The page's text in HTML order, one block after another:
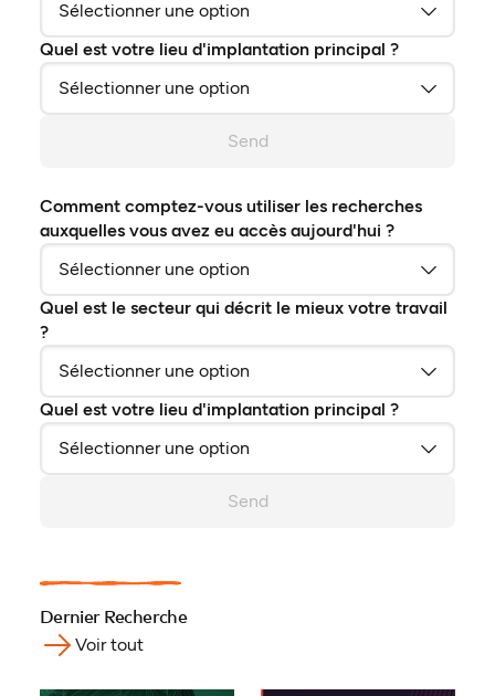
Quel est votre lieu d'implantation principal ?
Send
Comment comptez-vous utiliser les recherches
auxquelles vous avez eu accès aujourd'hui ?
Quel est le secteur qui décrit le mieux votre travail
?
Quel est votre lieu d'implantation principal ?
Send
Dernier Recherche
Voir tout